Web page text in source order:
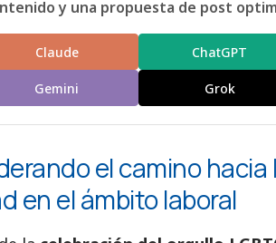
y una propuesta de post
Claude ChatGPT
Gemini Grok
el camino hacia
en el ámbito laboral